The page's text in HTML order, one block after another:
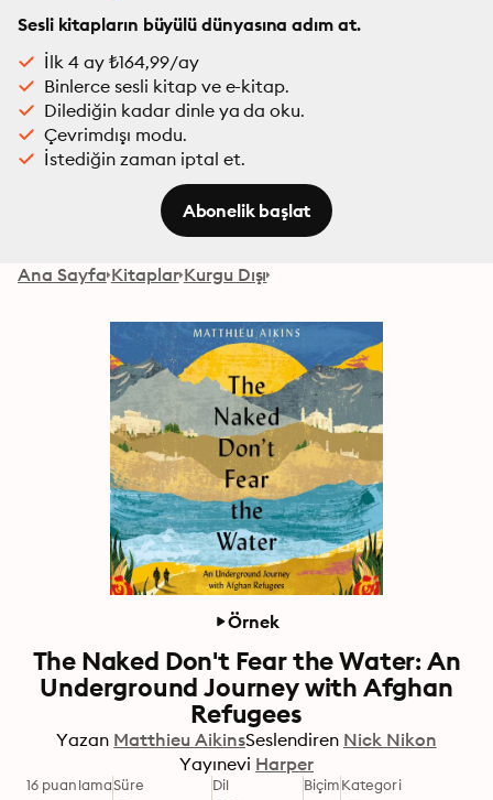
Sesli kitapların büyülü dünyasına adım at.
İlk 4 ay ₺164,99/ay
Binlerce sesli kitap ve e-kitap.
Dilediğin kadar dinle ya da oku.
Çevrimdışı modu.
İstediğin zaman iptal et.
Abonelik başlat
Ana Sayfa Kitaplar Kurgu Dışı
Örnek
The Naked Don't Fear the Water: An
Underground Journey with Afghan
Refugees
Yazan Matthieu AikinsSeslendiren Nick Nikon
Yayınevi Harper
16 puanlamaSüre Dil BiçimKategori